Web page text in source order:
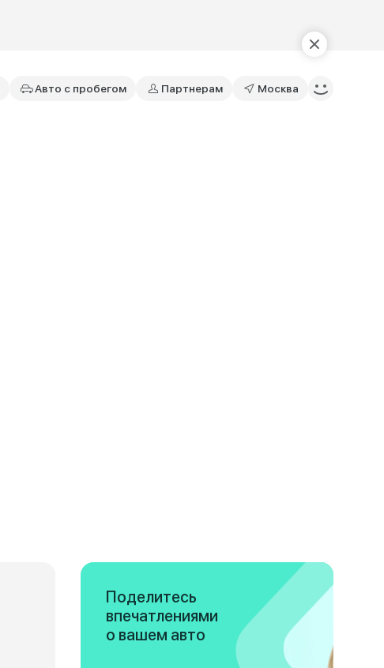
Авто с пробегом Партнерам Москва
Поделитесь
впечатлениями
о вашем авто